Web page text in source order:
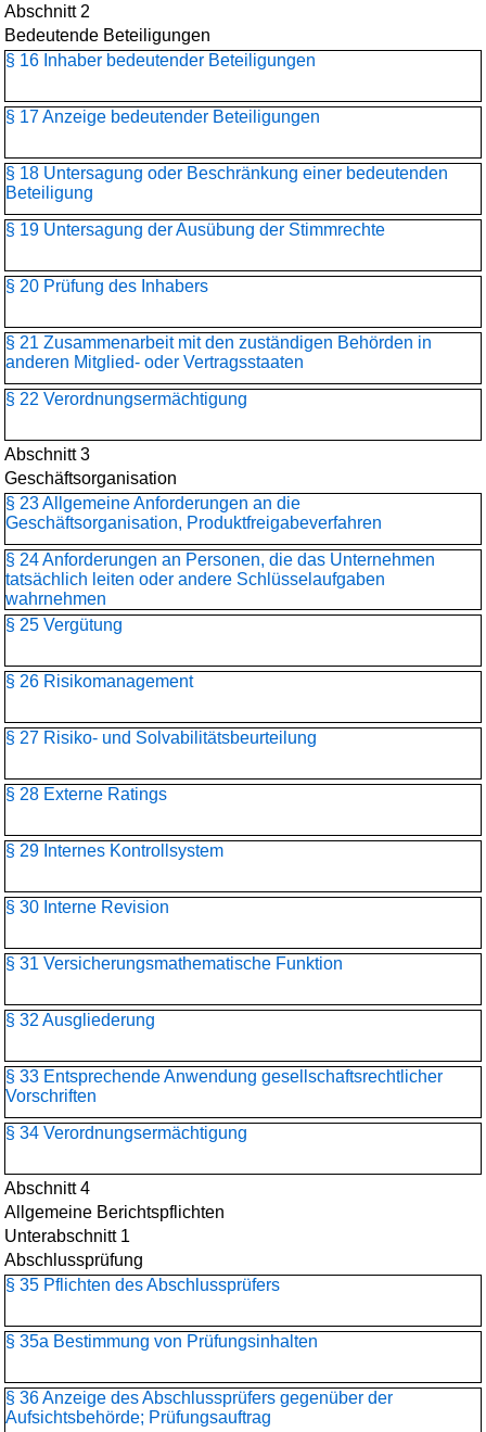
Abschnitt 2
Bedeutende Beteiligungen
§ 16 Inhaber bedeutender Beteiligungen
§ 17 Anzeige bedeutender Beteiligungen
§ 18 Untersagung oder Beschränkung einer bedeutenden
Beteiligung
§ 19 Untersagung der Ausübung der Stimmrechte
§ 20 Prüfung des Inhabers
§ 21 Zusammenarbeit mit den zuständigen Behörden in
anderen Mitglied- oder Vertragsstaaten
§ 22 Verordnungsermächtigung
Abschnitt 3
Geschäftsorganisation
§ 23 Allgemeine Anforderungen an die
Geschäftsorganisation, Produktfreigabeverfahren
§ 24 Anforderungen an Personen, die das Unternehmen
tatsächlich leiten oder andere Schlüsselaufgaben
wahrnehmen
§ 25 Vergütung
§ 26 Risikomanagement
§ 27 Risiko- und Solvabilitätsbeurteilung
§ 28 Externe Ratings
§ 29 Internes Kontrollsystem
§ 30 Interne Revision
§ 31 Versicherungsmathematische Funktion
§ 32 Ausgliederung
§ 33 Entsprechende Anwendung gesellschaftsrechtlicher
Vorschriften
§ 34 Verordnungsermächtigung
Abschnitt 4
Allgemeine Berichtspflichten
Unterabschnitt 1
Abschlussprüfung
§ 35 Pflichten des Abschlussprüfers
§ 35a Bestimmung von Prüfungsinhalten
§ 36 Anzeige des Abschlussprüfers gegenüber der
Aufsichtsbehörde; Prüfungsauftrag